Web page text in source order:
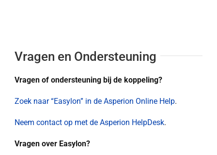
Vragen en Ondersteuning
Vragen of ondersteuning bij de koppeling?
Zoek naar “Easylon” in de Asperion Online Help.
Neem contact op met de Asperion HelpDesk.
Vragen over Easylon?